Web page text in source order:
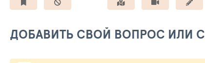
ДОБАВИТЬ СВОЙ ВОПРОС ИЛИ